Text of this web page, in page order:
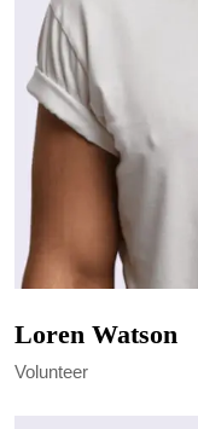
Loren Watson
Volunteer